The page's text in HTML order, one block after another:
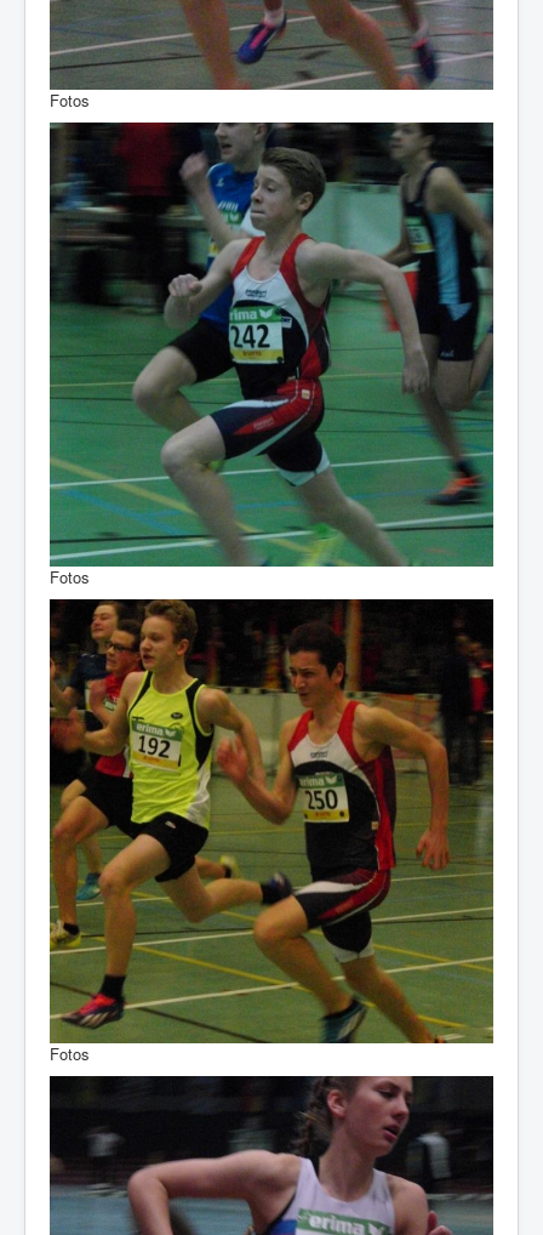
Fotos
Fotos
Fotos